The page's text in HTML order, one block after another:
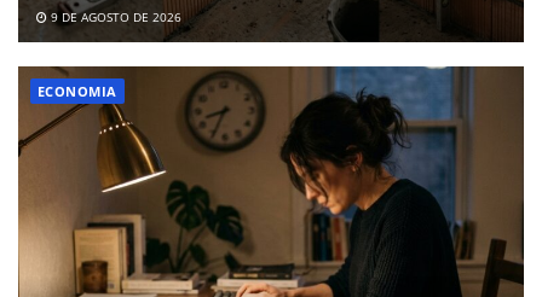
9 DE AGOSTO DE 2026
ECONOMIA